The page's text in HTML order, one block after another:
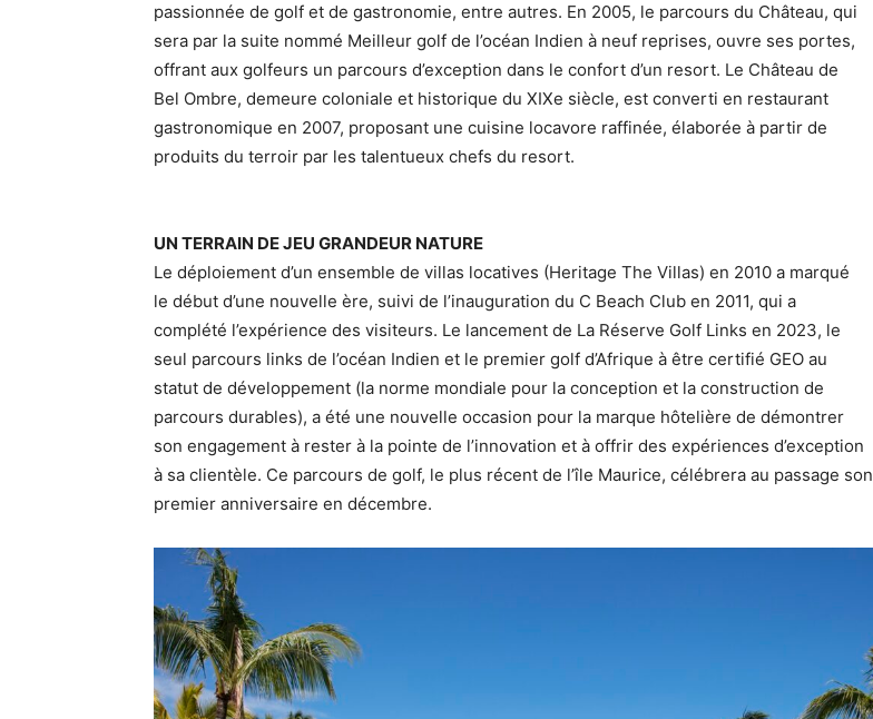
passionnée de golf et de gastronomie, entre autres. En 2005, le parcours du Château, qui
sera par la suite nommé Meilleur golf de l’océan Indien à neuf reprises, ouvre ses portes,
offrant aux golfeurs un parcours d’exception dans le confort d’un resort. Le Château de
Bel Ombre, demeure coloniale et historique du XIXe siècle, est converti en restaurant
gastronomique en 2007, proposant une cuisine locavore raffinée, élaborée à partir de
produits du terroir par les talentueux chefs du resort.
UN TERRAIN DE JEU GRANDEUR NATURE
Le déploiement d’un ensemble de villas locatives (Heritage The Villas) en 2010 a marqué
le début d’une nouvelle ère, suivi de l’inauguration du C Beach Club en 2011, qui a
complété l’expérience des visiteurs. Le lancement de La Réserve Golf Links en 2023, le
seul parcours links de l’océan Indien et le premier golf d’Afrique à être certifié GEO au
statut de développement (la norme mondiale pour la conception et la construction de
parcours durables), a été une nouvelle occasion pour la marque hôtelière de démontrer
son engagement à rester à la pointe de l’innovation et à offrir des expériences d’exception
à sa clientèle. Ce parcours de golf, le plus récent de l’île Maurice, célébrera au passage son
premier anniversaire en décembre.